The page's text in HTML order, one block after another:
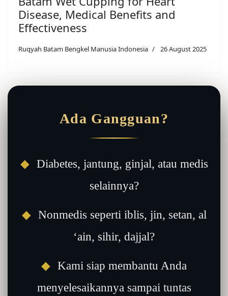
Disease, Medical Benefits and
Effectiveness
Ruqyah Batam Bengkel Manusia Indonesia 26 August 2025
Ada Gangguan?
◆ Diabetes, jantung, ginjal, atau medis
selainnya?
◆ Nonmedis seperti iblis, jin, setan, al
‘ain, sihir, dajjal?
◆ Kami siap membantu Anda
menyelesaikannya sampai tuntas